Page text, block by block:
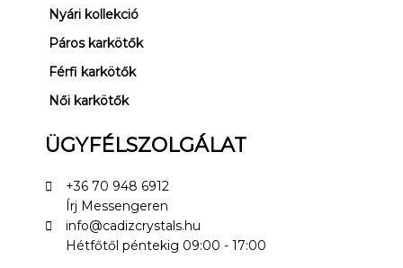
Nyári kollekció
Páros karkötők
Férfi karkötők
Női karkötők
ÜGYFÉLSZOLGÁLAT
+36 70 948 6912
Írj Messengeren
info@cadizcrystals.hu
Hétfőtől péntekig 09:00 - 17:00